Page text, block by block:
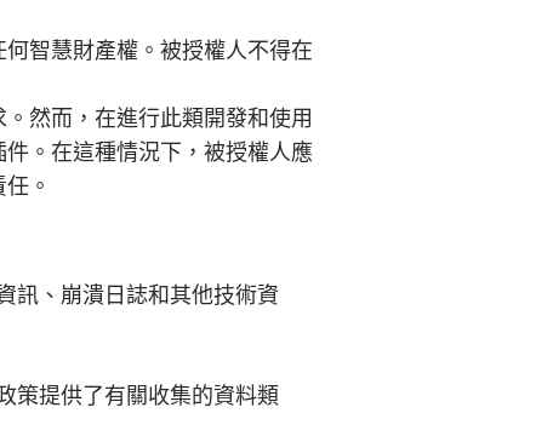
智慧財產權。被授權人不得在
然而，在進行此類開發和使用
。在這種情況下，被授權人應
。
訊、崩潰日誌和其他技術資
策提供了有關收集的資料類